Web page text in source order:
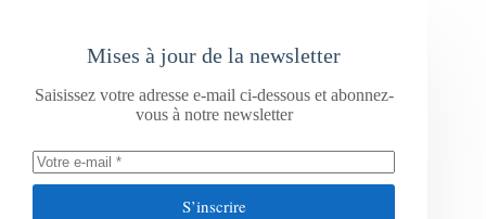
Mises à jour de la newsletter
Saisissez votre adresse e-mail ci-dessous et abonnez-
vous à notre newsletter
S’inscrire